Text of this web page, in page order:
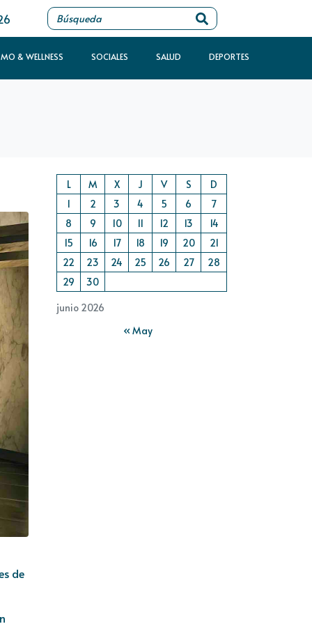
& WELLNESS SOCIALES SALUD DEPORTES
de
junio 2026
L M X J V S
D
1
2 3 4 5 6
7
8
9 10 11 12 13
14
15
16 17 18 19 20
21
22
23 24 25 26 27
28
29
30
« May